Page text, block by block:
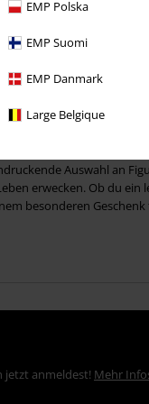
EMP Polska
EMP Suomi
EMP Danmark
Large Belgique
Funko Pops! In
Auswahl an
erwecken. Ob du
besonderen
jetzt anmeldest! Mehr